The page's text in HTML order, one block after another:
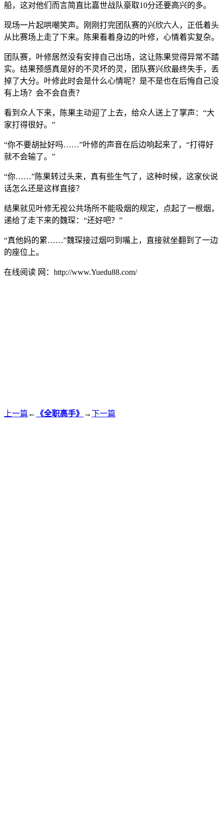
船，这对他们而言简直比嘉世战队豪取10分还要高兴的多。
现场一片起哄嘲笑声。刚刚打完团队赛的兴欣六人，正低着头
从比赛场上走了下来。陈果看着身边的叶修，心情着实复杂。
团队赛，叶修居然没有安排自己出场，这让陈果觉得异常不踏
实。结果预感真是好的不灵坏的灵，团队赛兴欣最终失手，丢
掉了大分。叶修此时会是什么心情呢？是不是也在后悔自己没
有上场？会不会自责？
看到众人下来，陈果主动迎了上去，给众人送上了掌声：“大
家打得很好。”
“你不要胡扯好吗……”叶修的声音在后边响起来了，“打得好
就不会输了。”
“你……”陈果转过头来，真有些生气了，这种时候，这家伙说
话怎么还是这样直接？
结果就见叶修无视公共场所不能吸烟的规定，点起了一根烟，
递给了走下来的魏琛：“还好吧？”
“真他妈的累……”魏琛接过烟叼到嘴上，直接就坐翻到了一边
的座位上。
在线阅读 网：http://www.Yuedu88.com/
上一篇 ← 《全职高手》 →下一篇